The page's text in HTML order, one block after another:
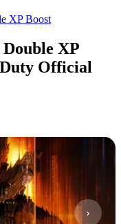
XP Boost
XP
Official